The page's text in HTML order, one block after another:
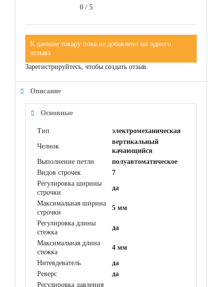
0 / 5
К данном товару пока не добавлено ни одного
отзыва
Зарегистрируйтесь, чтобы создать отзыв.
Описание
Основные
Тип электромеханическая
Челнок
вертикальный
качающийся
Выполнение петли
полуавтоматическое
Видов строчек
7
Регулировка ширины
строчки
да
Максимальная ширина
строчки
5 мм
Регулировка длины
стежка
да
Максимальная длина
стежка
4 мм
Нитевдеватель
да
Реверс
да
Регулировка давления